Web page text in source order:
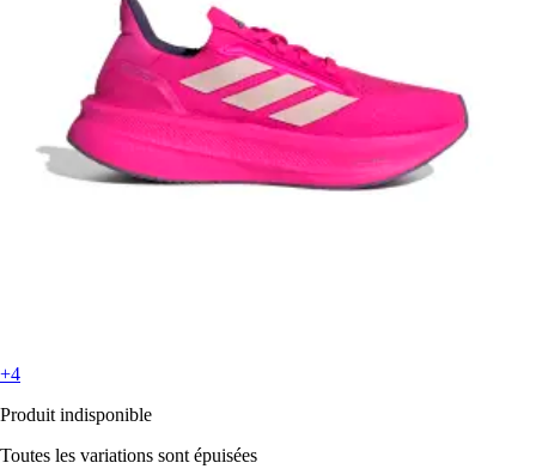
+4
Produit indisponible
Toutes les variations sont épuisées